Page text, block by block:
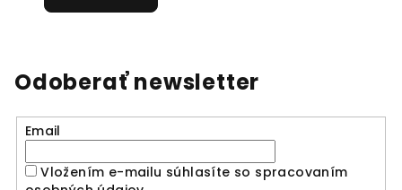
Odoberať newsletter
Email
Vložením e-mailu súhlasíte so spracovaním